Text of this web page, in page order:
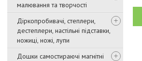
малювання та творчості
Діркопробивачі, степлери,
дестеплери, настільні підставки,
ножиці, ножі, лупи
Дошки самостираючі магнітні